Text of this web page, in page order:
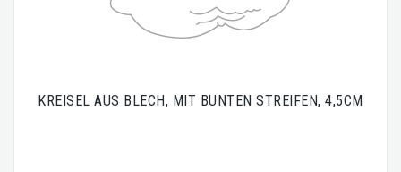
KREISEL AUS BLECH, MIT BUNTEN STREIFEN, 4,5CM